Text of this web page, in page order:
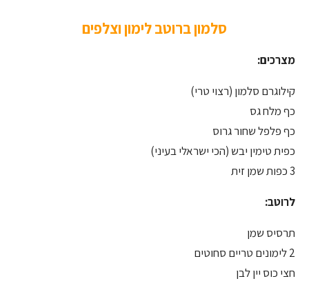
סלמון ברוטב לימון וצלפים
מצרכים:
קילוגרם סלמון (רצוי טרי)
כף מלח גס
כף פלפל שחור גרוס
כפית טימין יבש (הכי ישראלי בעיני)
3 כפות שמן זית
לרוטב:
תרסיס שמן
2 לימונים טריים סחוטים
חצי כוס יין לבן